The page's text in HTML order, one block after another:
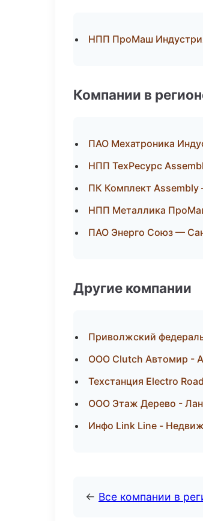
НПП ПроМаш
Компании в
ПАО Мехатроника
НПП ТехРесурс
ПК Комплект
НПП Металлика
ПАО Энерго Союз —
Другие компании
Приволжский
ООО Clutch Автомир -
Техстанция Electro
ООО Этаж Дерево -
Инфо Link Line -
← Все компании в